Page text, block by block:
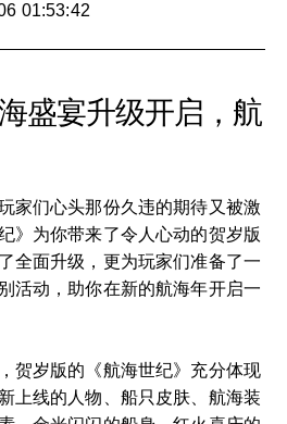
01:53:42
盛宴升级开启，航
家们心头那份久违的期待又被激
》为你带来了令人心动的贺岁版
全面升级，更为玩家们准备了一
活动，助你在新的航海年开启一
贺岁版的《航海世纪》充分体现
上线的人物、船只皮肤、航海装